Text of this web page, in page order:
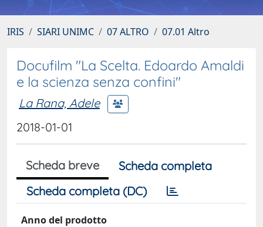
IRIS SIARI UNIMC 07 ALTRO 07.01 Altro
Docufilm "La Scelta. Edoardo Amaldi
e la scienza senza confini"
La Rana, Adele
2018-01-01
Scheda breve
Scheda completa
Scheda completa (DC)
Anno del prodotto